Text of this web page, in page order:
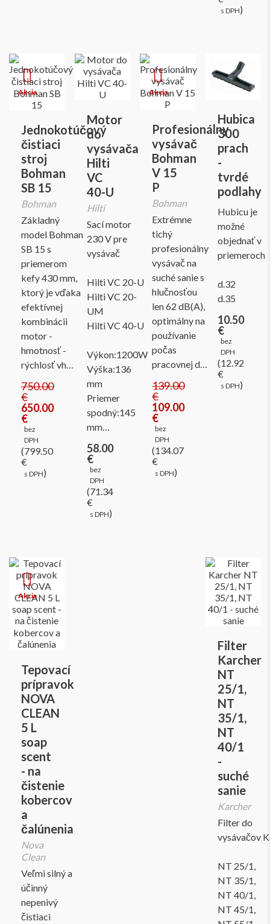
s DPH)
Jednokotúčový
čistiaci
stroj
Bohman
SB 15
Bohman
Základný
model Bohman
SB 15 s
priemerom
kefy 430 mm,
ktorý je vďaka
efektívnej
kombinácii
motor -
hmotnosť -
rýchlosť vh…
750.00
€
650.00
€
bez
DPH
(799.50
€
s DPH)
Motor
do
vysávača
Hilti
VC
40-U
Hilti
Sací motor
230 V pre
vysávač
Hilti VC 20-U
Hilti VC 20-
UM
Hilti VC 40-U
Výkon:1200W
Výška:136
mm
Priemer
spodný:145
mm…
58.00
€
bez
DPH
(71.34
€
s DPH)
Profesionálny
vysávač
Bohman
V 15
P
Bohman
Extrémne
tichý
profesionálny
vysávač na
suché sanie s
hlučnosťou
len 62 dB(A),
optimálny na
používanie
počas
pracovnej d…
139.00
€
109.00
€
bez
DPH
(134.07
€
s DPH)
Hubica
300
prach
-
tvrdé
podlahy
Hubicu je
možné
objednať v
priemeroch
d.32
d.35
10.50
€
bez
DPH
(12.92
€
s DPH)
Tepovací
prípravok
NOVA
CLEAN
5 L
soap
scent
- na
čistenie
kobercov
a
čalúnenia
Nova
Clean
Veľmi silný a
účinný
nepenivý
čistiaci
Filter
Karcher
NT
25/1,
NT
35/1,
NT
40/1
-
suché
sanie
Karcher
Filter do
vysávačov
NT 25/1,
NT 35/1,
NT 40/1,
NT 45/1,